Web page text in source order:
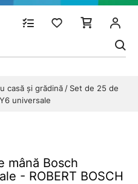
casă și grădină
Set de 25 de
universale
mână Bosch
- ROBERT BOSCH